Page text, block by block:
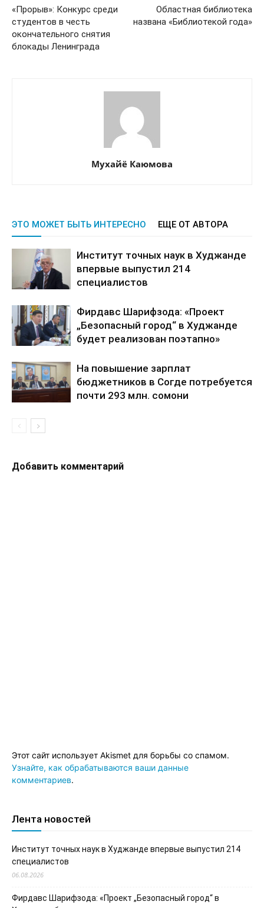
«Прорыв»: Конкурс среди
студентов в честь
окончательного снятия
блокады Ленинграда
Областная библиотека
названа «Библиотекой года»
Мухайё Каюмова
ЭТО МОЖЕТ БЫТЬ ИНТЕРЕСНО ЕЩЕ ОТ АВТОРА
Институт точных наук в Худжанде
впервые выпустил 214
специалистов
Фирдавс Шарифзода: «Проект
„Безопасный город“ в Худжанде
будет реализован поэтапно»
На повышение зарплат
бюджетников в Согде потребуется
почти 293 млн. сомони
Добавить комментарий
Этот сайт использует Akismet для борьбы со спамом.
Узнайте, как обрабатываются ваши данные
комментариев.
Лента новостей
Институт точных наук в Худжанде впервые выпустил 214
специалистов
06.08.2026
Фирдавс Шарифзода: «Проект „Безопасный город“ в